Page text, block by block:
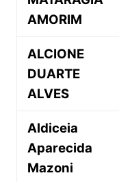
AMORIM
ALCIONE
DUARTE
ALVES
Aldiceia
Aparecida
Mazoni